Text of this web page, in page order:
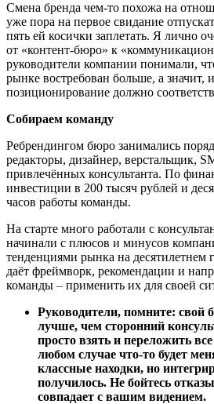
Смена бренда чем-то похожа на
уже пора на первое свидание
пять ей косички заплетать. Я лично
от «контент-бюро» к
руководители компании понимали,
рынке востребован больше, а значит,
позиционирование должно
Собираем команду
Ребрендингом бюро занимались
редакторы, дизайнер, верстальщик,
привлечённых консультанта. По
инвестиции в 200 тысяч рублей и
часов работы команды.
На старте много работали с
начинали с плюсов и минусов
тенденциями рынка на десятилетнем
даёт фреймворк, рекомендации и
команды – применить их для своей
Руководители, помните: свой
лучше, чем сторонний
просто взять и переложить
любом случае что-то будет
классные находки, но
получилось. Не бойтесь
совпадает с вашим видением.